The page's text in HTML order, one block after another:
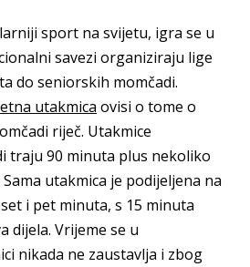
sport na svijetu, igra se u
savezi organiziraju lige
do seniorskih momčadi.
utakmica ovisi o tome o
riječ. Utakmice
traju 90 minuta plus nekoliko
utakmica je podijeljena na
i pet minuta, s 15 minuta
dijela. Vrijeme se u
nikada ne zaustavlja i zbog